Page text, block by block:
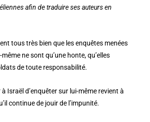
afin de traduire ses auteurs en
tous très bien que les enquêtes menées
ne sont qu’une honte, qu’elles
de toute responsabilité.
Israël d’enquêter sur lui-même revient à
continue de jouir de l’impunité.